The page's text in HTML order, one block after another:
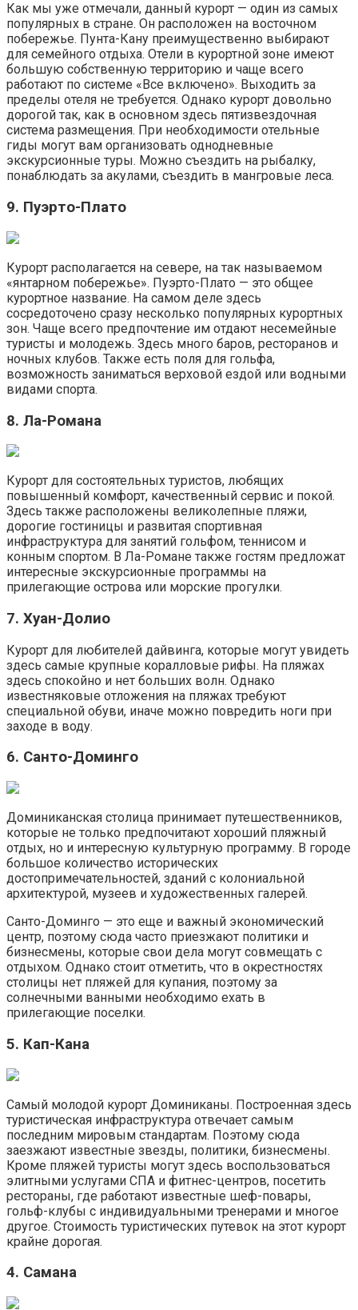
Как мы уже отмечали, данный курорт — один из самых
популярных в стране. Он расположен на восточном
побережье. Пунта-Кану преимущественно выбирают
для семейного отдыха. Отели в курортной зоне имеют
большую собственную территорию и чаще всего
работают по системе «Все включено». Выходить за
пределы отеля не требуется. Однако курорт довольно
дорогой так, как в основном здесь пятизвездочная
система размещения. При необходимости отельные
гиды могут вам организовать однодневные
экскурсионные туры. Можно съездить на рыбалку,
понаблюдать за акулами, съездить в мангровые леса.
9. Пуэрто-Плато
Курорт располагается на севере, на так называемом
«янтарном побережье». Пуэрто-Плато — это общее
курортное название. На самом деле здесь
сосредоточено сразу несколько популярных курортных
зон. Чаще всего предпочтение им отдают несемейные
туристы и молодежь. Здесь много баров, ресторанов и
ночных клубов. Также есть поля для гольфа,
возможность заниматься верховой ездой или водными
видами спорта.
8. Ла-Романа
Курорт для состоятельных туристов, любящих
повышенный комфорт, качественный сервис и покой.
Здесь также расположены великолепные пляжи,
дорогие гостиницы и развитая спортивная
инфраструктура для занятий гольфом, теннисом и
конным спортом. В Ла-Романе также гостям предложат
интересные экскурсионные программы на
прилегающие острова или морские прогулки.
7. Хуан-Долио
Курорт для любителей дайвинга, которые могут увидеть
здесь самые крупные коралловые рифы. На пляжах
здесь спокойно и нет больших волн. Однако
известняковые отложения на пляжах требуют
специальной обуви, иначе можно повредить ноги при
заходе в воду.
6. Санто-Доминго
Доминиканская столица принимает путешественников,
которые не только предпочитают хороший пляжный
отдых, но и интересную культурную программу. В городе
большое количество исторических
достопримечательностей, зданий с колониальной
архитектурой, музеев и художественных галерей.
Санто-Доминго — это еще и важный экономический
центр, поэтому сюда часто приезжают политики и
бизнесмены, которые свои дела могут совмещать с
отдыхом. Однако стоит отметить, что в окрестностях
столицы нет пляжей для купания, поэтому за
солнечными ванными необходимо ехать в
прилегающие поселки.
5. Кап-Кана
Самый молодой курорт Доминиканы. Построенная здесь
туристическая инфраструктура отвечает самым
последним мировым стандартам. Поэтому сюда
заезжают известные звезды, политики, бизнесмены.
Кроме пляжей туристы могут здесь воспользоваться
элитными услугами СПА и фитнес-центров, посетить
рестораны, где работают известные шеф-повары,
гольф-клубы с индивидуальными тренерами и многое
другое. Стоимость туристических путевок на этот курорт
крайне дорогая.
4. Самана